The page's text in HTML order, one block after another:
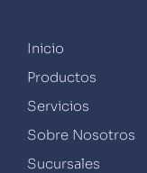
Inicio
Productos
Servicios
Sobre Nosotros
Sucursales